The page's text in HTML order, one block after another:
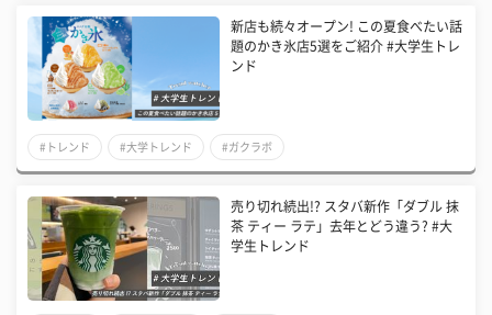
新店も続々オープン! この夏食べたい話
題のかき氷店5選をご紹介 #大学生トレ
ンド
#トレンド #大学トレンド #ガクラボ
売り切れ続出!? スタバ新作「ダブル 抹
茶 ティー ラテ」去年とどう違う? #大
学生トレンド